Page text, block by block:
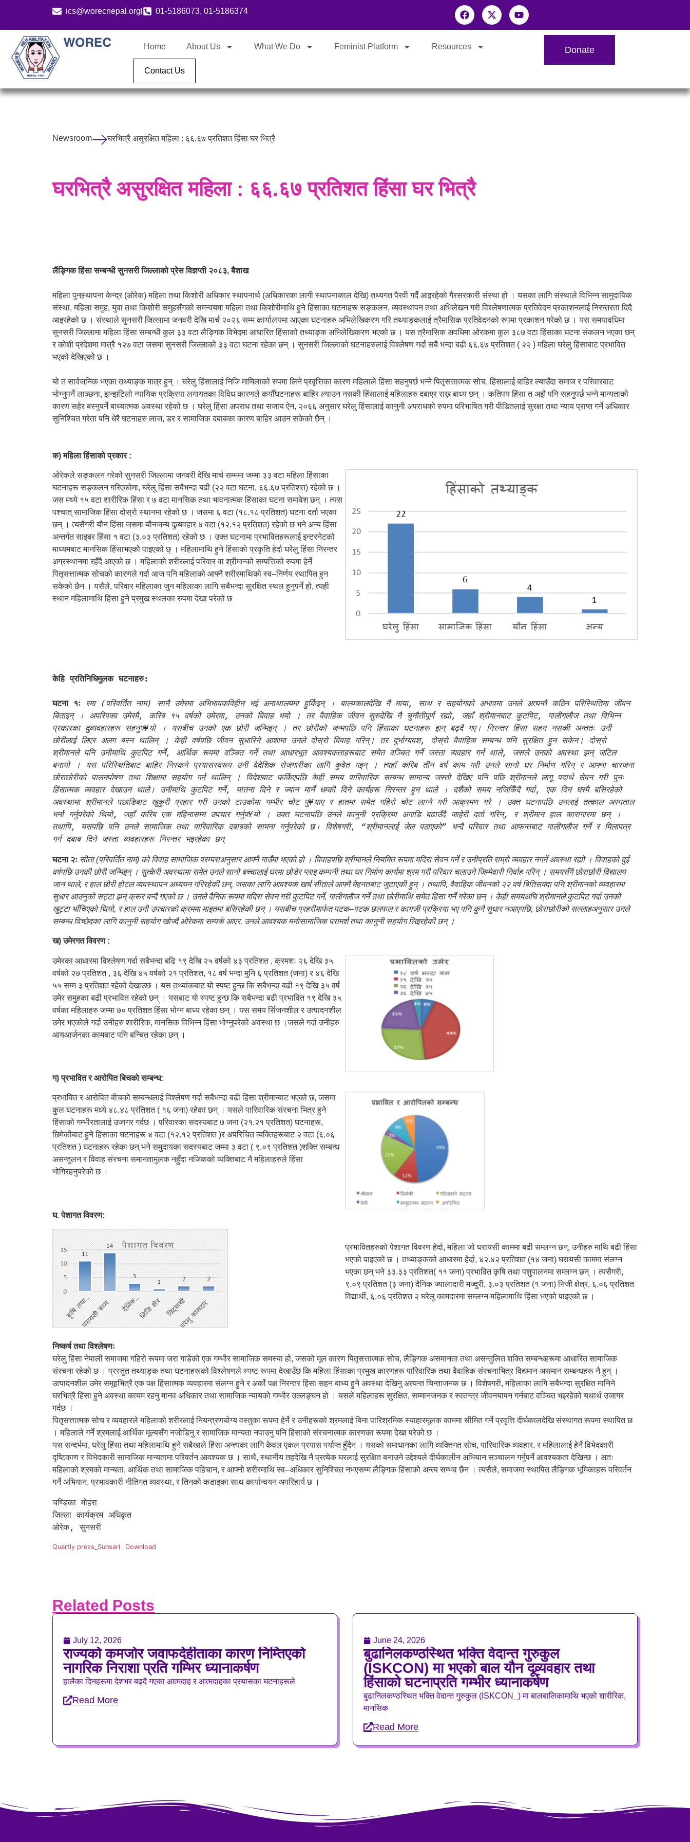
ics@worecnepal.org 01-5186073, 01-5186374
Home About Us What We Do Feminist Platform Resources
Contact Us
Donate
Newsroom घरभित्रै असुरक्षित महिला : ६६.६७ प्रतिशत हिंसा घर भित्रै
घरभित्रै असुरक्षित महिला : ६६.६७ प्रतिशत हिंसा घर भित्रै
लैंङ्गिक हिंसा सम्बन्धी सुनसरी जिल्लाको प्रेस विज्ञप्ती २०८३, बैशाख
महिला पुनस्र्थापना केन्द्र (ओरेक) महिला तथा किशोरी अधिकार स्थापनार्थ (अधिकारका लागी स्थापनाकाल देखि) तथ्यगत पैरवी गर्दै आइरहेको गैरसरकारी संस्था हो । यसका लागि संस्थाले विभिन्न सामुदायिक
संस्था, महिला समुह, युवा तथा किशोरी समुहसँगको समन्वयमा महिला तथा किशोरीमाथि हुने हिंसाका घटनाहरू सङ्कलन, व्यवस्थापन तथा अभिलेखन गरी विश्लेषणात्मक प्रतिवेदन प्रकाशनलाई निरन्तरता दिदै
आइरहेको छ । संस्थाले सुनसरी जिल्लामा जनवरी देखि मार्च २०२६ सम्म कार्यालयमा आएका घटनाहरु अभिलेखिकरण गरि तथ्याङ्कलाई त्रैमासिक प्रतिवेदनको रुपमा प्रकाशन गरेको छ । यस समयावधिमा
सुनसरी जिल्लामा महिला हिंसा सम्बन्धी कुल ३३ वटा लैङ्गिक विभेदमा आधारित हिंसाको तथ्याङ्क अभिलेखिकरण भएको छ । यस त्रैमासिक अवधिमा ओरकमा कुल ३८७ वटा हिंसाका घटना संकलन भएका छन्
र कोशी प्रदेशमा मात्रै १२७ वटा जसमा सुनसरी जिल्लाको ३३ वटा घटना रहेका छन् । सुनसरी जिल्लाको घटनाहरुलाई विश्लेषण गर्दा सबै भन्दा बढी ६६.६७ प्रतिशत ( २२ ) महिला घरेलु हिंसाबाट प्रभावित
भएको देखिएकोे छ ।
यो त सार्वजनिक भएका तथ्याङ्क मात्र हुन् । घरेलु हिंसालाई निजि मामिलाको रुपमा लिने प्रवृत्तिका कारण महिलाले हिंसा सहनुपर्छ भन्ने पितृसत्तात्मक सोच, हिंसालाई बाहिर ल्याउँदा समाज र परिवारबाट
भोग्नुपर्ने लाञ्छना, झन्झटिलो न्यायिक प्रक्रिया लगायतका विविध कारणले कयौँघटनाहरू बाहिर ल्याउन नसकी हिंसालाई महिलाहरु दबाएर राख्न बाध्य छन् । कतिपय हिंसा त अझै पनि सहनुपर्छ भन्ने मान्यताको
कारण सहेर बस्नुपर्ने बाध्यात्मक अवस्था रहेको छ । घरेलु हिंसा अपराध तथा सजाय ऐन, २०६६ अनुसार घरेलु हिंसालाई कानुनी अपराधको रुपमा परिभाषित गरी पीडितलाई सुरक्षा तथा न्याय प्राप्त गर्ने अधिकार
सुनिश्चित गरेता पनि धेरै घटनाहरु लाज, डर र सामाजिक दबाबका कारण बाहिर आउन सकेको छैन् ।
क) महिला हिंसाको प्रकार :
ओरेकले सङ्कलन गरेको सुनसरी जिल्लामा जनवरी देखि मार्च सम्ममा जम्मा ३३ वटा महिला हिंसाका
घटनाहरू सङ्कलन गरिएकोमा, घरेलु हिंसा सबैभन्दा बढी (२२ वटा घटना, ६६.६७ प्रतिशत) रहेको छ ।
जस मध्ये १५ वटा शारीरिक हिंसा र ७ वटा मानसिक तथा भावनात्मक हिंसाका घटना समावेश छन् । त्यस
पश्चात् सामाजिक हिंसा दोस्रो स्थानमा रहेको छ । जसमा ६ वटा (१८.१८ प्रतिशत) घटना दर्ता भएका
छन् । त्यसैगरी यौन हिंसा जसमा यौनजन्य दुव्र्यवहार ४ वटा (१२.१२ प्रतिशत) रहेको छ भने अन्य हिंसा
अन्तर्गत साइबर हिंसा १ वटा (३.०३ प्रतिशत) रहेको छ । उक्त घटनामा प्रभावितहरूलाई इन्टरनेटको
माध्यमबाट मानसिक हिंसाभएकोे पाइएको छ् । महिलामाथि हुने हिंसाको प्रकृति हेर्दा घरेलु हिंसा निरन्तर
अग्रस्थानमा रहँदै आएको छ । महिलाको शरीरलाई परिवार वा श्रीमान्को सम्पत्तिको रुपमा हेर्ने
पितृसत्तात्मक सोचको कारणले गर्दा आज पनि महिलाको आफ्नै शरीरमाथिको स्व–निर्णय स्थापित हुन
सकेको छैन । यसैले, परिवार महिलाका जुन महिलाका लागि सबैभन्दा सुरक्षित स्थल हुनुपर्ने हो, त्यही
स्थान महिलामाथि हिंसा हुने प्रमुख स्थलका रुपमा देखा परेको छ
केहि प्रतिनिधिमुलक घटनाहरु:
घटना १ः
रमा (परिवर्तित नाम) सानै उमेरमा अभिभावकविहीन भई अनाथालयमा हुर्किइन् । बाल्यकालदेखि नै माया, साथ र सहयोगको अभावमा उनले अत्यन्तै कठिन परिस्थितिमा जीवन
बिताइन् । अपरिपक्व उमेरमै, करिब १५ वर्षको उमेरमा, उनको विवाह भयो । तर वैवाहिक जीवन सुरुदेखि नै चुनौतीपूर्ण रह्यो, जहाँ श्रीमानबाट कुटपिट, गालीगलौज तथा विभिन्न
प्रकारका दुव्र्यवहारहरू सहनुप¥यो । यसबीच उनको एक छोरी जन्मिइन् । तर छोरीको जन्मपछि पनि हिंसाका घटनाहरू झन् बढ्दै गए। निरन्तर हिंसा सहन नसकी अन्ततः उनी
छोरीलाई लिएर अलग बस्न थालिन् । केही वर्षपछि जीवन सुधारिने आशामा उनले दोस्रो विवाह गरिन्। तर दुर्भाग्यवश, दोस्रो वैवाहिक सम्बन्ध पनि सुरक्षित हुन सकेन। दोस्रो
श्रीमानले पनि उनीमाथि कुटपिट गर्ने, आर्थिक रूपमा वञ्चित गर्ने तथा आधारभूत आवश्यकताहरूबाट समेत वञ्चित गर्ने जस्ता व्यवहार गर्न थाले, जसले उनको अवस्था झन् जटिल
बनायो । यस परिस्थितिबाट बाहिर निस्कने प्रयासस्वरूप उनी वैदेशिक रोजगारीका लागि कुवेत गइन् । त्यहाँ करिब तीन वर्ष काम गरी उनले सानो घर निर्माण गरिन् र आफ्ना चारजना
छोराछोरीको पालनपोषण तथा शिक्षामा सहयोग गर्न थालिन् । विदेशबाट फर्किएपछि केही समय पारिवारिक सम्बन्ध सामान्य जस्तो देखिए पनि पछि श्रीमानले लागू पदार्थ सेवन गरी पुनः
हिंसात्मक व्यवहार देखाउन थाले। उनीमाथि कुटपिट गर्ने, यातना दिने र ज्यान मार्ने धम्की दिने कार्यहरू निरन्तर हुन थाले । दशैंको समय नजिकिँदै गर्दा, एक दिन घरमै बसिरहेको
अवस्थामा श्रीमानले पछाडिबाट खुकुरी प्रहार गरी उनको टाउकोमा गम्भीर चोट पु¥याए र हातमा समेत गहिरो चोट लाग्ने गरी आक्रमण गरे । उक्त घटनापछि उनलाई तत्काल अस्पताल
भर्ना गर्नुपरेको थियो, जहाँ करिब एक महिनासम्म उपचार गर्नुप¥यो । उक्त घटनापछि उनले कानुनी प्रक्रिया अगाडि बढाउँदै जाहेरी दर्ता गरिन्, र श्रीमान हाल कारागारमा छन् ।
तथापि, यसपछि पनि उनले सामाजिक तथा पारिवारिक दबाबको सामना गर्नुपरेको छ। विशेषगरी, “श्रीमानलाई जेल पठाएको” भन्दै परिवार तथा आफन्तबाट गालीगलौज गर्ने र मिलापत्र
गर्न दबाब दिने जस्ता व्यवहारहरू निरन्तर भइरहेका छन्
घटना २ः सीता (परिवर्तित नाम) को विवाह सामाजिक परम्पराअनुसार आफ्नै गाउँमा भएको हो । विवाहपछि श्रीमानले नियमित रूपमा मदिरा सेवन गर्ने र उनीप्रति राम्रो व्यवहार नगर्ने अवस्था रह्यो । विवाहको दुई
वर्षपछि उनकी छोरी जन्मिइन् । सुत्केरी अवस्थामा समेत उनले सानो बच्चालाई घरमा छोडेर प्लाइ कम्पनी तथा घर निर्माण कार्यमा श्रम गरी परिवार चलाउने जिम्मेवारी निर्वाह गरिन् । समयसँगै छोराछोरी विद्यालय
जान थाले, र हाल छोरी होटल व्यवस्थापन अध्ययन गरिरहेकी छन्, जसका लागि आवश्यक खर्च सीताले आफ्नै मेहनतबाट जुटाएकी हुन् । तथापि, वैवाहिक जीवनको २२ वर्ष बितिसक्दा पनि श्रीमानको व्यवहारमा
सुधार आउनुको सट्टा झन् क्रूर बन्दै गएको छ । उनले दैनिक रूपमा मदिरा सेवन गरी कुटपिट गर्ने, गालीगलौज गर्ने तथा छोरीमाथि समेत हिंसा गर्ने गरेका छन् । केही समयअघि श्रीमानले कुटपिट गर्दा उनको
खुट्टा भाँचिएको थियो, र हाल उनी उपचारको क्रममा माइतमा बसिरहेकी छन् । यसबीच प्रहरीमार्फत पटक–पटक छलफल र कागजी प्रक्रिया भए पनि कुनै सुधार नआएपछि, छोराछोरीको सल्लाहअनुसार उनले
सम्बन्ध विच्छेदका लागि कानुनी सहयोग खोज्दै ओरेकमा सम्पर्क आएर, उनले आवश्यक मनोसामाजिक परामर्श तथा कानुनी सहयोग लिइरहेकी छन् ।
ख) उमेरगत विवरण :
उमेरका आधारमा विश्लेषण गर्दा सबैभन्दा बढि १९ देखि २५ वर्षको ४३ प्रतिशत , क्रमशः २६ देखि ३५
वर्षको २७ प्रतिशत , ३६ देखि ४५ वर्षको २१ प्रतिशत, १८ वर्ष भन्दा मुनि ६ प्रतिशत (जना) र ४६ देखि
५५ सम्म ३ प्रतिशत रहेको देखाउछ । यस तथ्यांकबाट यो स्पष्ट हुन्छ कि सबैभन्दा बढी १९ देखि ३५ वर्ष
उमेर समुहका बढी प्रभावित रहेको छन् । यसबाट यो स्पष्ट हुन्छ कि सबैभन्दा बढी प्रभावित १९ देखि ३५
वर्षका महिलाहरु जम्मा ७० प्रतिशत हिंसा भोग्न बाध्य रहेका छन् । यस समय र्सिजनशील र उत्पादनशील
उमेर भएकोले गर्दा उनीहरु शारीरिक, मानसिक विभिन्न हिंसा भोग्नुपरेको अवस्था छ ।जसले गर्दा उनीहरु
आयआर्जनका कामबाट पनि बन्चित रहेका छन् ।
ग) प्रभावित र आरोपित बिचको सम्बन्ध:
प्रभावित र आरोपित बीचको सम्बन्धलाई विश्लेषण गर्दा सबैभन्दा बढी हिंसा श्रीमान्बाट भएको छ, जसमा
कुल घटनाहरू मध्ये ४८.४८ प्रतिशत ( १६ जना) रहेका छन् । यसले पारिवारिक संरचना भित्र हुने
हिंसाको गम्भीरतालाई उजागर गर्दछ । परिवारका सदस्यबाट ७ जना (२१.२१ प्रतिशत) घटनाहरू,
छिमेकीबाट हुने हिंसाका घटनाहरू ४ वटा (१२.१२ प्रतिशत )र अपरिचित व्यक्तिहरूबाट २ वटा (६.०६
प्रतिशत ) घटनाहरू रहेका छन् भने समुदायका सदस्यबाट जम्मा ३ वटा ( ९.०९ प्रतिशत )शक्ति सम्बन्ध
असन्तुलन र विवाह संरचना समानतामुलक नहुँदा नजिकको व्यक्तिबाट नै महिलाहरुले हिंसा
भोगिरहनुपरेको छ ।
घ. पेशागत विवरण:
प्रभावितहरुको पेशागत विवरण हेर्दा, महिला जो घरायसी काममा बढी सम्लग्न छन्, उनीहरु माथि बढी हिंसा
भएको पाइएको छ । तथ्याङ्कको आधारमा हेर्दा, ४२.४२ प्रतिशत (१४ जना) घरायसी काममा संलग्न
भएका छन् भने ३३.३३ प्रतिशत( ११ जना) प्रभावित कृषि तथा पशुपालनमा सम्लग्न छन् । त्यसैगरी,
९.०९ प्रतिशत (३ जना) दैनिक ज्यालादारी मज्दुरी, ३.०३ प्रतिशत (१ जना) निजी क्षेत्र, ६.०६ प्रतिशत
विद्यार्थी, ६.०६ प्रतिशत २ घरेलु कामदारमा सम्लग्न महिलामाथि हिंसा भएको पाइएको छ ।
निष्कर्ष तथा विश्लेषणः
घरेलु हिंसा नेपाली समाजमा गहिरो रूपमा जरा गाडेको एक गम्भीर सामाजिक समस्या हो, जसको मूल कारण पितृसत्तात्मक सोच, लैङ्गिक असमानता तथा असन्तुलित शक्ति सम्बन्धहरूमा आधारित सामाजिक
संरचना रहेको छ । प्रस्तुत तथ्याङ्क तथा घटनाहरूको विश्लेषणले स्पष्ट रूपमा देखाउँछ कि महिला हिंसाका प्रमुख कारणहरू पारिवारिक तथा वैवाहिक संरचनाभित्र विद्यमान असमान सम्बन्धहरू नै हुन् ।
उत्पादनशील उमेर समूहभित्रै एक पक्ष हिंसात्मक व्यवहारमा संलग्न हुने र अर्को पक्ष निरन्तर हिंसा सहन बाध्य हुने अवस्था देखिनु अत्यन्त चिन्ताजनक छ । विशेषगरी, महिलाका लागि सबैभन्दा सुरक्षित मानिने
घरभित्रै हिंसा हुने अवस्था कायम रहनु मानव अधिकार तथा सामाजिक न्यायको गम्भीर उल्लङ्घन हो । यसले महिलाहरू सुरक्षित, सम्मानजनक र स्वतन्त्र जीवनयापन गर्नबाट वञ्चित भइरहेको यथार्थ उजागर
गर्दछ ।
पितृसत्तात्मक सोच र व्यवहारले महिलाको शरीरलाई नियन्त्रणयोग्य वस्तुका रूपमा हेर्ने र उनीहरूको श्रमलाई बिना पारिश्रमिक स्याहारमूलक काममा सीमित गर्ने प्रवृत्ति दीर्घकालदेखि संस्थागत रूपमा स्थापित छ
। महिलाले गर्ने श्रमलाई आर्थिक मूल्यसँग नजोडिनु र सामाजिक मान्यता नपाउनु पनि हिंसाको संरचनात्मक कारणका रूपमा देखा परेको छ ।
यस सन्दर्भमा, घरेलु हिंसा तथा महिलामाथि हुने सबैखाले हिंसा अन्त्यका लागि केवल एकल प्रयास पर्याप्त हुँदैन । यसको समाधानका लागि व्यक्तिगत सोच, पारिवारिक व्यवहार, र महिलालाई हेर्ने विभेदकारी
दृष्टिकाण र विभेदकारी सामाजिक मान्यतामा परिवर्तन आवश्यक छ । साथै, स्थानीय तहदेखि नै प्रत्येक घरलाई सुरक्षित बनाउने उद्देश्यले दीर्घकालीन अभियान सञ्चालन गर्नुपर्ने आवश्यकता देखिन्छ । अतः
महिलाको श्रमको मान्यता, आर्थिक तथा सामाजिक पहिचान, र आफ्नो शरीरमाथि स्व–अधिकार सुनिश्चित नभएसम्म लैङ्गिक हिंसाको अन्त्य सम्भव छैन । त्यसैले, समाजमा स्थापित लैङ्गिक भूमिकाहरू परिवर्तन
गर्ने अभियान, प्रभावकारी नीतिगत व्यवस्था, र तिनको कडाइका साथ कार्यान्वयन अपरिहार्य छ ।
चण्डिका मोहरा
जिल्ला कार्यक्रम अधिकृृत
ओरेक, सुनसरी
Quartly press_Sunsari Download
Related Posts
July 12, 2026
राज्यको कमजोर जवाफदेहीताका कारण निम्तिएको
नागरिक निराशा प्रति गम्भिर ध्यानाकर्षण
हालैका दिनहरूमा देशभर बढ्दै गएका आत्मदाह र आत्मदाहका प्रयासका घटनाहरूले
Read More
June 24, 2026
बुढानिलकण्ठस्थित भक्ति वेदान्त गुरुकुल
(ISKCON) मा भएको बाल यौन दूव्र्यवहार तथा
हिंसाको घटनाप्रति गम्भीर ध्यानाकर्षण
बुढानिलकण्ठस्थित भक्ति वेदान्त गुरुकुल (ISKCON_) मा बालबालिकामाथि भएको शारीरिक,
मानसिक
Read More